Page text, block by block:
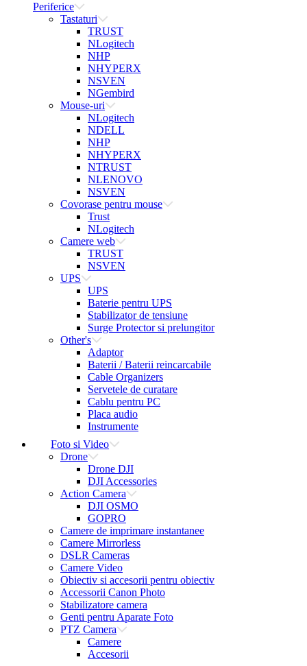
Periferice
Tastaturi
TRUST
NLogitech
NHP
NHYPERX
NSVEN
NGembird
Mouse-uri
NLogitech
NDELL
NHP
NHYPERX
NTRUST
NLENOVO
NSVEN
Covorase pentru mouse
Trust
NLogitech
Camere web
TRUST
NSVEN
UPS
UPS
Baterie pentru UPS
Stabilizator de tensiune
Surge Protector si prelungitor
Other's
Adaptor
Baterii / Baterii reincarcabile
Cable Organizers
Servetele de curatare
Cablu pentru PC
Placa audio
Instrumente
Foto si Video
Drone
Drone DJI
DJI Accessories
Action Camera
DJI OSMO
GOPRO
Camere de imprimare instantanee
Camere Mirrorless
DSLR Cameras
Camere Video
Obiectiv si accesorii pentru obiectiv
Accessorii Canon Photo
Stabilizatore camera
Genti pentru Aparate Foto
PTZ Camera
Camere
Accesorii